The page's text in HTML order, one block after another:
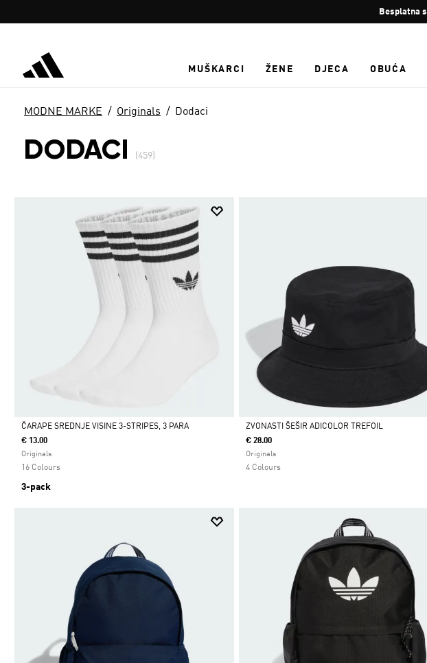
MUŠKARCI ŽENE DJECA OBUĆA
MODNE MARKE Originals Dodaci
DODACI (459)
Da
ČARAPE SREDNJE VISINE 3-STRIPES, 3 PARA
€ 13.00
Originals
16 Colours
3-pack
Da
ZVONASTI ŠEŠIR ADICOLOR TREFOIL
€ 28.00
Originals
4 Colours